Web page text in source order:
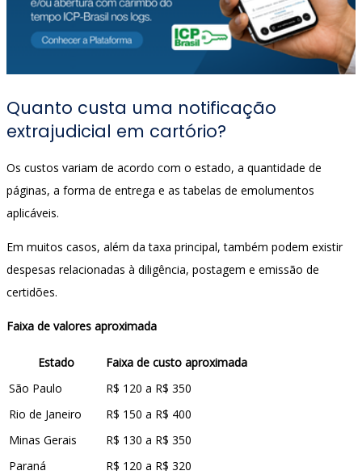
Quanto custa uma notificação
extrajudicial em cartório?
Os custos variam de acordo com o estado, a quantidade de
páginas, a forma de entrega e as tabelas de emolumentos
aplicáveis.
Em muitos casos, além da taxa principal, também podem existir
despesas relacionadas à diligência, postagem e emissão de
certidões.
Faixa de valores aproximada
Estado
Faixa de custo aproximada
São Paulo
R$ 120 a R$ 350
Rio de Janeiro
R$ 150 a R$ 400
Minas Gerais
R$ 130 a R$ 350
Paraná
R$ 120 a R$ 320